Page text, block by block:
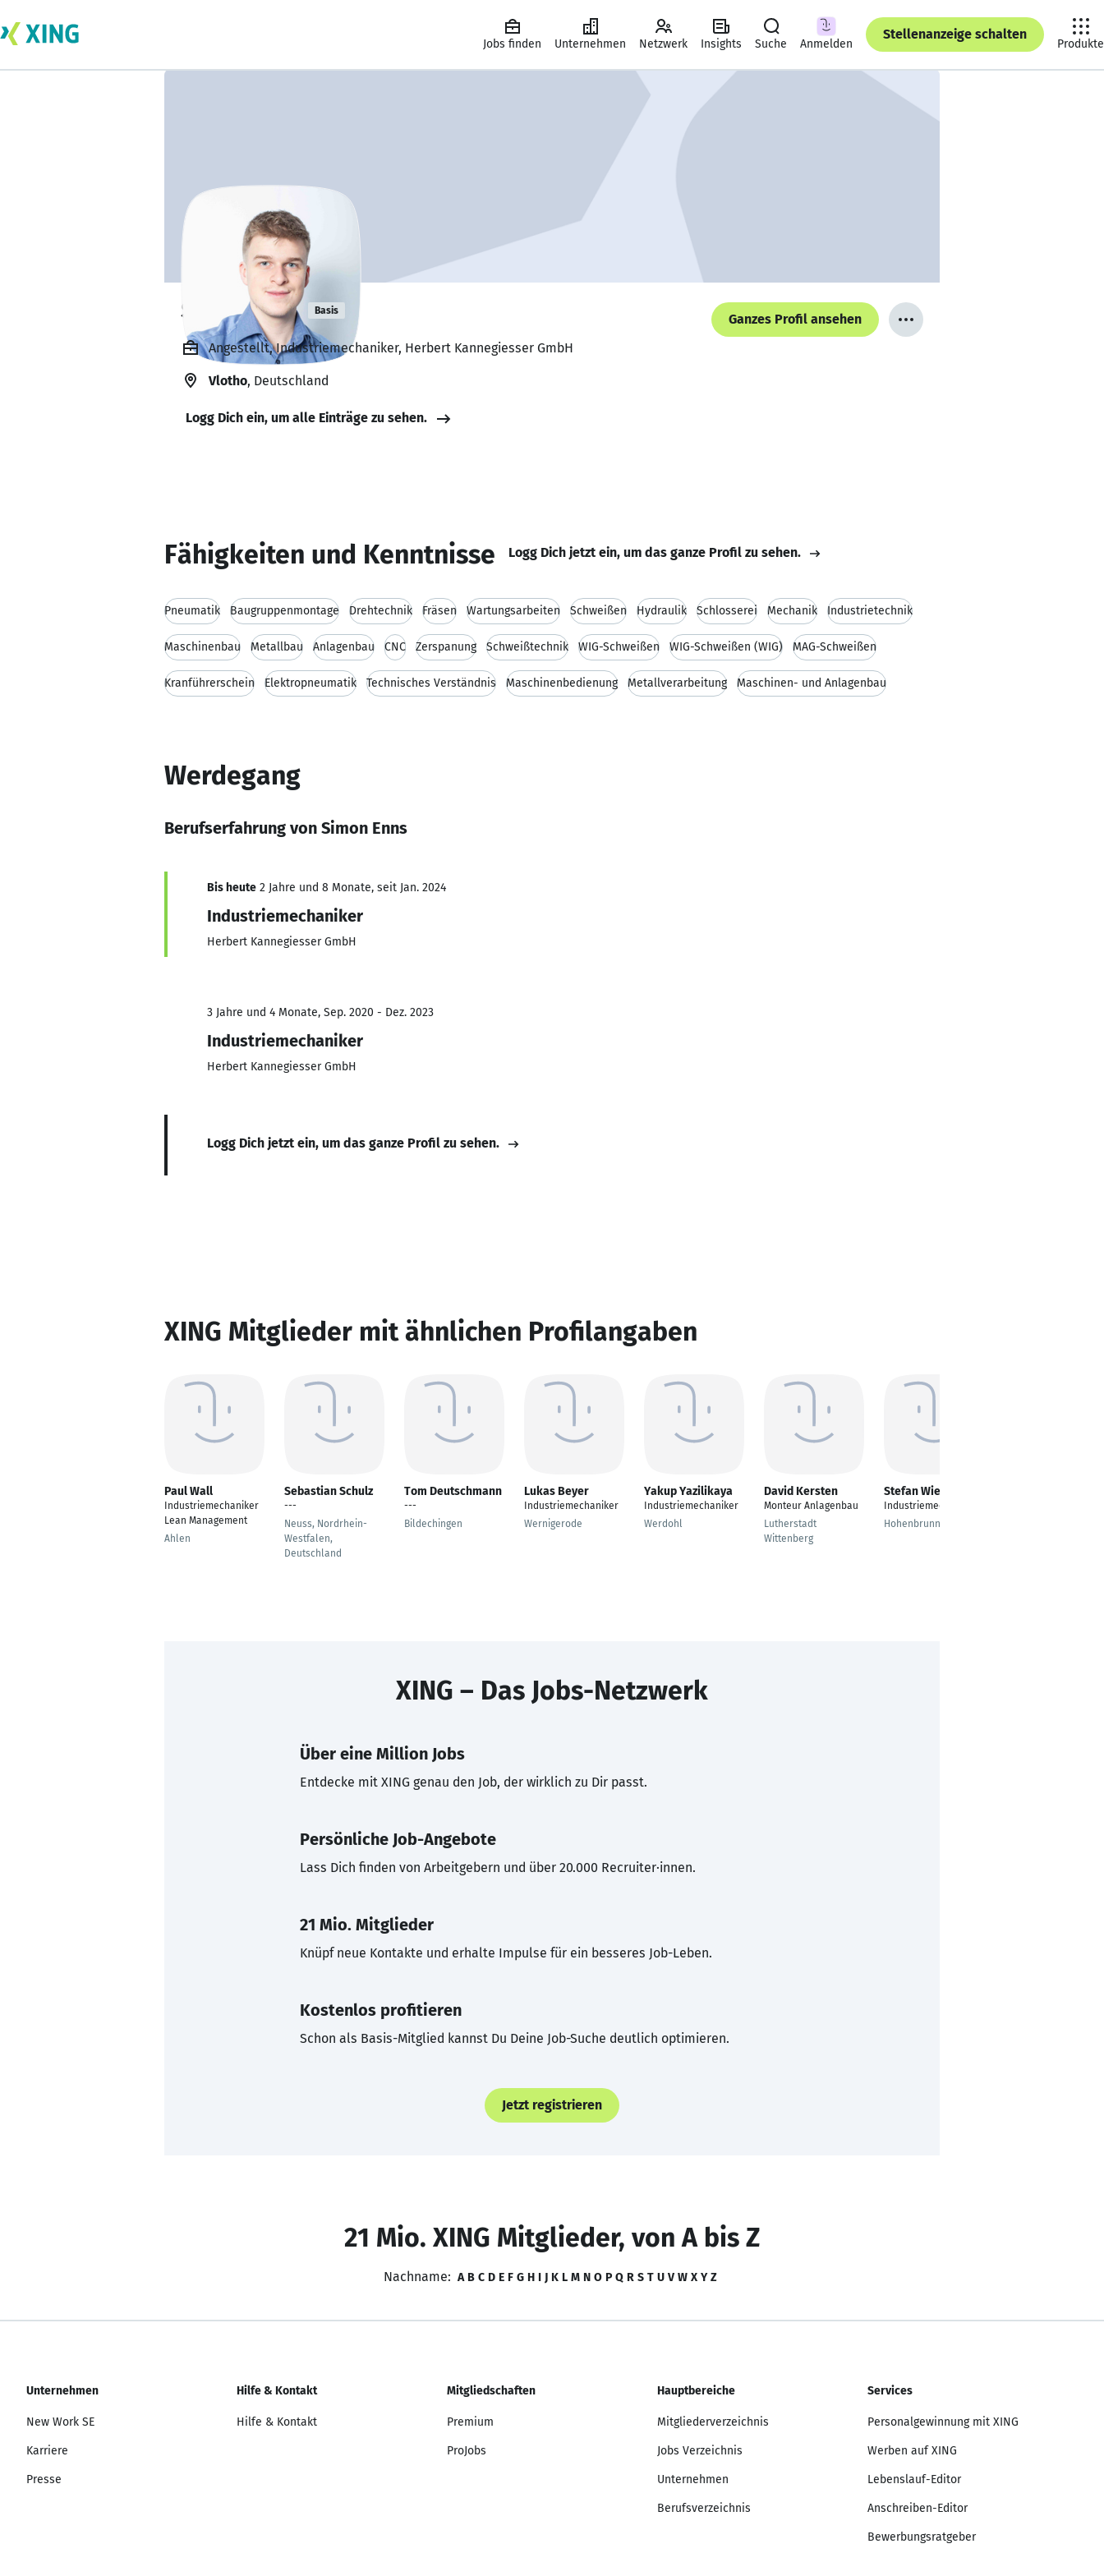
Jobs finden Unternehmen Netzwerk Insights Suche Anmelden
Stellenanzeige schalten
Produkte
Simon Enns Basis
Ganzes Profil ansehen
Angestellt, Industriemechaniker, Herbert Kannegiesser GmbH
Vlotho, Deutschland
Logg Dich ein, um alle Einträge zu sehen.
Fähigkeiten und Kenntnisse Logg Dich jetzt ein, um das ganze Profil zu sehen.
Pneumatik Baugruppenmontage Drehtechnik Fräsen Wartungsarbeiten Schweißen Hydraulik Schlosserei Mechanik Industrietechnik
Maschinenbau Metallbau Anlagenbau CNC Zerspanung Schweißtechnik WIG-Schweißen WIG-Schweißen (WIG) MAG-Schweißen
Kranführerschein Elektropneumatik Technisches Verständnis Maschinenbedienung Metallverarbeitung Maschinen- und Anlagenbau
Werdegang
Berufserfahrung von Simon Enns
Bis heute 2 Jahre und 8 Monate, seit Jan. 2024
Industriemechaniker
Herbert Kannegiesser GmbH
3 Jahre und 4 Monate, Sep. 2020 - Dez. 2023
Industriemechaniker
Herbert Kannegiesser GmbH
Logg Dich jetzt ein, um das ganze Profil zu sehen.
XING Mitglieder mit ähnlichen Profilangaben
Paul Wall
Industriemechaniker
Lean Management
Ahlen
Sebastian Schulz
---
Neuss, Nordrhein-
Westfalen,
Deutschland
Tom Deutschmann
---
Bildechingen
Lukas Beyer
Industriemechaniker
Wernigerode
Yakup Yazilikaya
Industriemechaniker
Werdohl
David Kersten
Monteur Anlagenbau
Lutherstadt
Wittenberg
Stefan Wiesgickl
Industriemechaniker
Hohenbrunn
XING – Das Jobs-Netzwerk
Über eine Million Jobs
Entdecke mit XING genau den Job, der wirklich zu Dir passt.
Persönliche Job-Angebote
Lass Dich finden von Arbeitgebern und über 20.000 Recruiter·innen.
21 Mio. Mitglieder
Knüpf neue Kontakte und erhalte Impulse für ein besseres Job-Leben.
Kostenlos profitieren
Schon als Basis-Mitglied kannst Du Deine Job-Suche deutlich optimieren.
Jetzt registrieren
21 Mio. XING Mitglieder, von A bis Z
Nachname: A B C D E F G H I J K L M N O P Q R S T U V W X Y Z
Unternehmen
New Work SE
Karriere
Presse
Hilfe & Kontakt
Hilfe & Kontakt
Mitgliedschaften
Premium
ProJobs
Hauptbereiche
Mitgliederverzeichnis
Jobs Verzeichnis
Unternehmen
Berufsverzeichnis
Services
Personalgewinnung mit XING
Werben auf XING
Lebenslauf-Editor
Anschreiben-Editor
Bewerbungsratgeber